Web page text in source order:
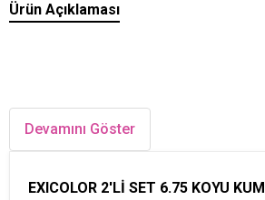
Ürün Açıklaması
Devamını Göster
EXICOLOR 2'Lİ SET 6.75 KOYU